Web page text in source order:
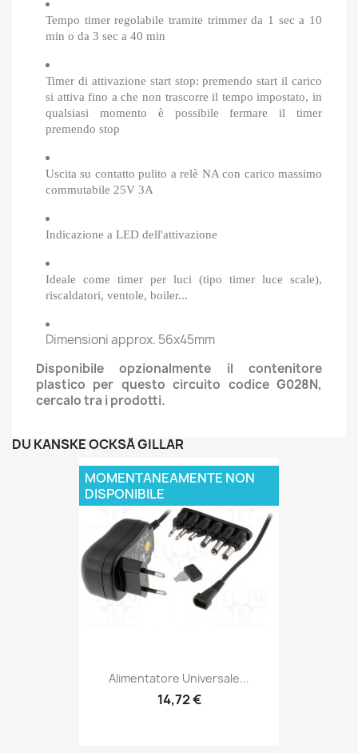
Tempo timer regolabile tramite trimmer da 1 sec a 10
min o da 3 sec a 40 min
Timer di attivazione start stop: premendo start il carico
si attiva fino a che non trascorre il tempo impostato, in
qualsiasi momento è possibile fermare il timer
premendo stop
Uscita su contatto pulito a relè NA con carico massimo
commutabile 25V 3A
Indicazione a LED dell'attivazione
Ideale come timer per luci (tipo timer luce scale),
riscaldatori, ventole, boiler...
Dimensioni approx. 56x45mm
Disponibile opzionalmente il contenitore
plastico per questo circuito codice G028N,
cercalo tra i prodotti.
DU KANSKE OCKSÅ GILLAR
Alimentatore Universale...
14,72 €
MOMENTANEAMENTE NON
DISPONIBILE